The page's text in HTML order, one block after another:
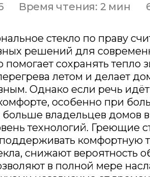
Время чтения: 2 мин
стекло по праву
решений для
помогает сохранять тепло
летом и делает
Однако если речь
особенно при
больше владельцев домов
технологий. Греющие
комфортную
снижают вероятность
в полной мере